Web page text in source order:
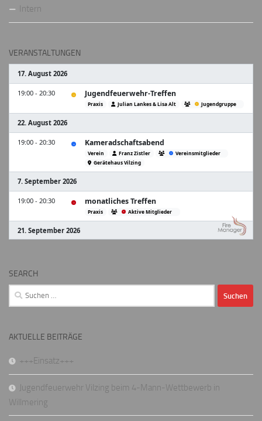
Intern
VERANSTALTUNGEN
SEARCH
Suchen
nach:
AKTUELLE BEITRÄGE
+++Einsatz+++
Jugendfeuerwehr Vilzing beim 4-Mann-Wettbewerb in
Willmering